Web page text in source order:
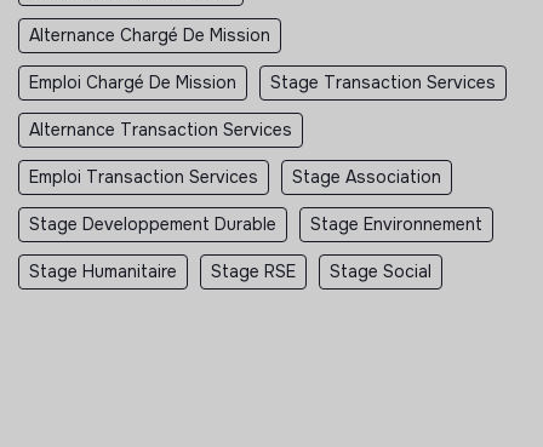
Alternance Chargé De Mission
Emploi Chargé De Mission Stage Transaction Services
Alternance Transaction Services
Emploi Transaction Services Stage Association
Stage Developpement Durable Stage Environnement
Stage Humanitaire Stage RSE Stage Social